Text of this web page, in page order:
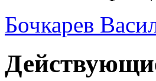
Бочкарев